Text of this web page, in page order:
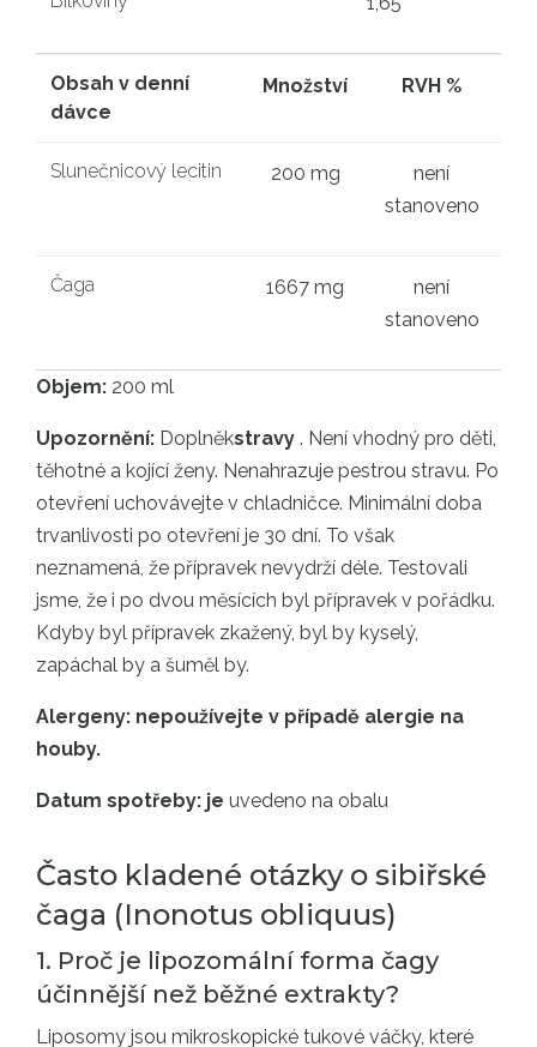
Obsah v denní
dávce
Množství RVH %
Slunečnicový lecitin 200 mg
není
stanoveno
Čaga 1667 mg
není
stanoveno
Objem: 200 ml
Upozornění: Doplněkstravy . Není vhodný pro děti,
těhotné a kojící ženy. Nenahrazuje pestrou stravu. Po
otevření uchovávejte v chladničce. Minimální doba
trvanlivosti po otevření je 30 dní. To však
neznamená, že přípravek nevydrží déle. Testovali
jsme, že i po dvou měsících byl přípravek v pořádku.
Kdyby byl přípravek zkažený, byl by kyselý,
zapáchal by a šuměl by.
Alergeny: nepoužívejte v případě alergie na
houby.
Datum spotřeby: je uvedeno na obalu
Často kladené otázky o sibiřské
čaga (Inonotus obliquus)
1. Proč je lipozomální forma čagy
účinnější než běžné extrakty?
Liposomy jsou mikroskopické tukové váčky, které